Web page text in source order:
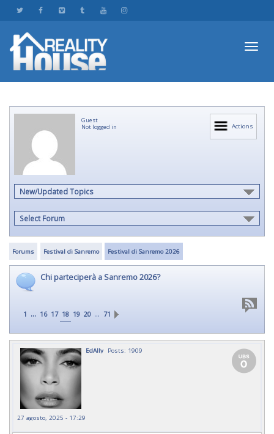
Actions
Guest
Not logged in
New/Updated Topics
Select Forum
Forums Festival di Sanremo Festival di Sanremo 2026
Chi parteciperà a Sanremo 2026?
1 ... 16 17 18 19 20 … 71
EdAlly Posts: 1909
27 agosto, 2025 - 17:29